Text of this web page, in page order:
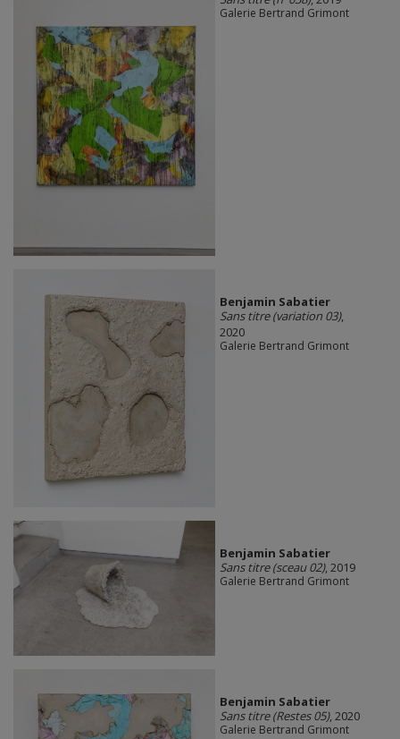
Galerie Bertrand Grimont
Benjamin Sabatier
Sans titre (variation 03),
2020
Galerie Bertrand Grimont
Benjamin Sabatier
Sans titre (sceau 02), 2019
Galerie Bertrand Grimont
Benjamin Sabatier
Sans titre (Restes 05), 2020
Galerie Bertrand Grimont